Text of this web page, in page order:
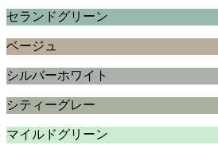
セランドグリーン
ベージュ
シルバーホワイト
シティーグレー
マイルドグリーン